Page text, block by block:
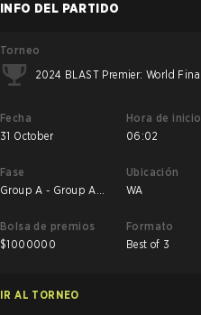
INFO DEL PARTIDO
Torneo
2024 BLAST Premier: World Final
Fecha
31 October
Hora de inicio
06:02
Fase
Group A - Group A
Ubicación
WA
Bolsa de premios
$1000000
Formato
Best of 3
IR AL TORNEO